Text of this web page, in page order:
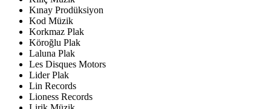
Kınay Prodüksiyon
Kod Müzik
Korkmaz Plak
Köroğlu Plak
Laluna Plak
Les Disques Motors
Lider Plak
Lin Records
Lioness Records